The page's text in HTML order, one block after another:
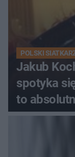
POLSKI
Jakub
spotyka
to